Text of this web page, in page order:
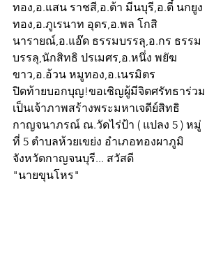
ทอง,อ.แสน ราชสี,อ.ต้า มีนบุรี,อ.ตี๋ นกยูง
ทอง,อ.ภูเรนาท อุดร,อ.พล โกสิ
นารายณ์,อ.แอ๊ด ธรรมบรรลุ,อ.กร ธรรม
บรรลุ,นักสิทธิ ปรเมศร,อ.หนึ่ง พยัฆ
ขาว,อ.อ้วน หมูทอง,อ.เนรมิตร
ปิดท้ายบอกบุญ!ขอเชิญผู้มีจิตศรัทธาร่วม
เป็นเจ้าภาพสร้างพระมหาเจดีย์สิทธิ
กาญจนาภรณ์ ณ.วัดไร่ป้า ( แปลง 5 ) หมู่
ที่ 5 ตำบลห้วยเขย่ง อำเภอทองผาภูมิ
จังหวัดกาญจนบุรี... สวัสดี
"นายขุนโหร"